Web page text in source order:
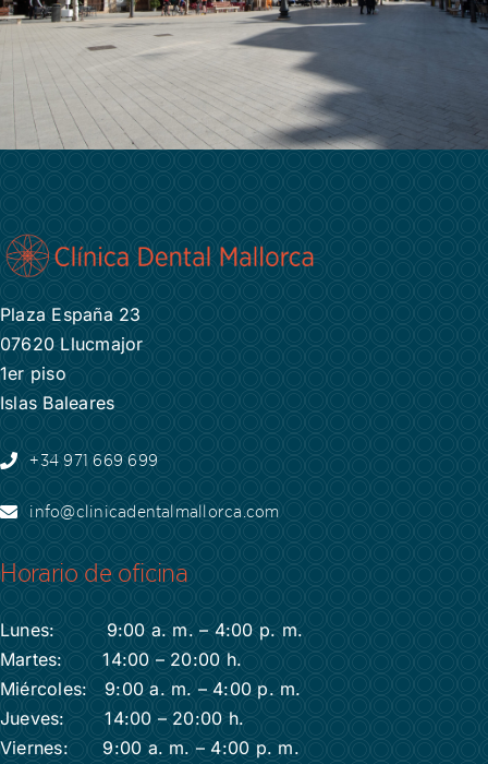
Plaza España 23
07620 Llucmajor
1er piso
Islas Baleares
+34 971 669 699
info@clinicadentalmallorca.com
Horario de oficina
Lunes: 9:00 a. m. – 4:00 p. m.
Martes: 14:00 – 20:00 h.
Miércoles: 9:00 a. m. – 4:00 p. m.
Jueves: 14:00 – 20:00 h.
Viernes: 9:00 a. m. – 4:00 p. m.